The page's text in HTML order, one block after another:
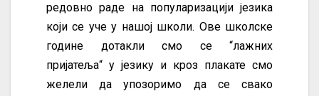
редовно раде на популаризацији језика
који се уче у нашој школи. Ове школске
године дотакли смо се “лажних
пријатеља“ у језику и кроз плакате смо
желели да упозоримо да се свако